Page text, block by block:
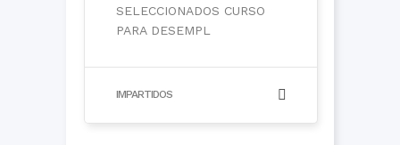
SELECCIONADOS CURSO
PARA DESEMPL
IMPARTIDOS